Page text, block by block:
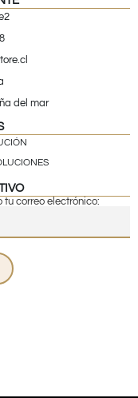
del mar
tu correo electrónico: